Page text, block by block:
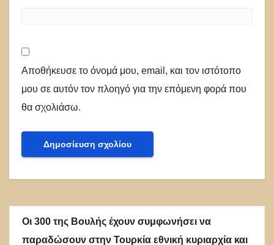
Αποθήκευσε το όνομά μου, email, και τον ιστότοπο
μου σε αυτόν τον πλοηγό για την επόμενη φορά που
θα σχολιάσω.
Οι 300 της Βουλής έχουν συμφωνήσει να
παραδώσουν στην Τουρκία εθνική κυριαρχία και